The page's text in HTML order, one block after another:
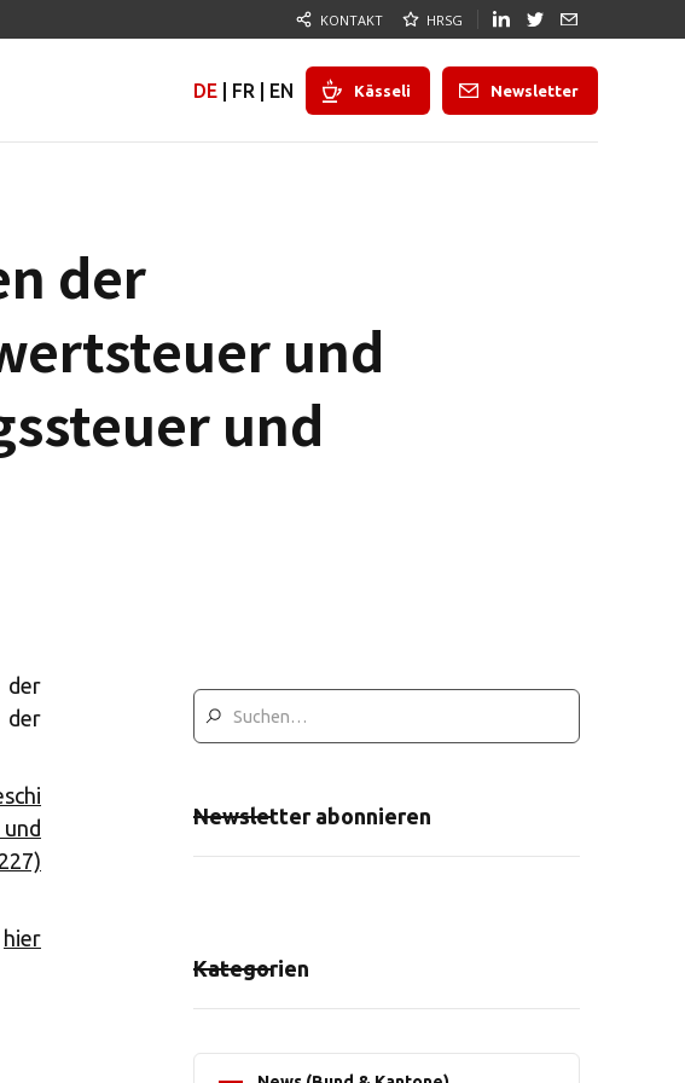
KONTAKT HRSG
DE FR EN Kässeli Newsletter
der
und
und
der
hier
Newsletter abonnieren
Kategorien